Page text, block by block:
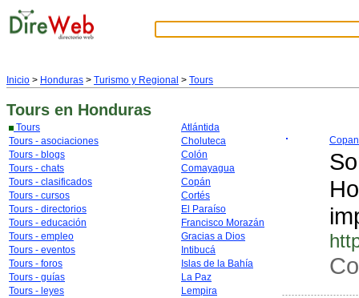
Inicio > Honduras > Turismo y Regional > Tours
Tours en Honduras
Tours
Tours - asociaciones
Tours - blogs
Tours - chats
Tours - clasificados
Tours - cursos
Tours - directorios
Tours - educación
Tours - empleo
Tours - eventos
Tours - foros
Tours - guías
Tours - leyes
Atlántida
Choluteca
Colón
Comayagua
Copán
Cortés
El Paraíso
Francisco Morazán
Gracias a Dios
Intibucá
Islas de la Bahía
La Paz
Lempira